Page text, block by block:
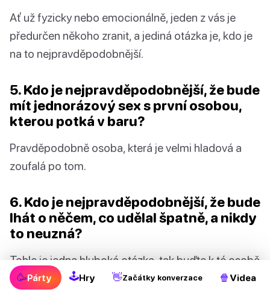
Ať už fyzicky nebo emocionálně, jeden z vás je
předurčen někoho zranit, a jediná otázka je, kdo je
na to nejpravděpodobnější.
5. Kdo je nejpravděpodobnější, že bude
mít jednorázový sex s první osobou,
kterou potká v baru?
Pravděpodobně osoba, která je velmi hladová a
zoufalá po tom.
6. Kdo je nejpravděpodobnější, že bude
lhát o něčem, co udělal špatně, a nikdy
to neuzná?
Tohle je jedna hluboká otázka, tak buďte k té osobě
šetrní.
🥳Párty 🕹Hry 👋Začátky konverzace 🍿 Videa